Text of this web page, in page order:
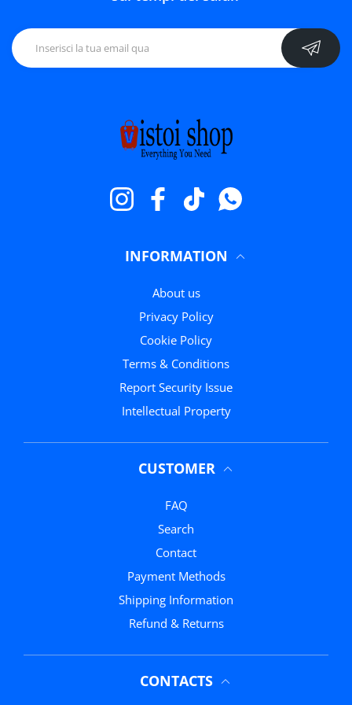
InstagramFacebookTikTokWhatsApp
INFORMATION
About us
Privacy Policy
Cookie Policy
Terms & Conditions
Report Security Issue
Intellectual Property
CUSTOMER
FAQ
Search
Contact
Payment Methods
Shipping Information
Refund & Returns
CONTACTS